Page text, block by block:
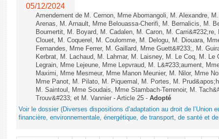
05/12/2024
Amendement de M. Cernon, Mme Abomangoli, M. Alexandre,
Arenas, M. Arnault, Mme Belouassa-Cherifi, M. Bernalicis, M.
Boumertit, M. Boyard, M. Cadalen, M. Caron, M.
Clouet, M. Coquerel, M. Coulomme, M. Delogu, M. Diouara,
Fernandes, Mme Ferrer, M. Gaillard, Mme Guett&#233;, M.
Kerbrat, M. Lachaud, M. Lahmar, M. Laisney, M. Le Coq, M. Le
Legrain, Mme Lejeune, Mme Lepvraud, M. L&#233;aument,
Maximi, Mme Mesmeur, Mme Manon Meunier, M. Nilor, Mme
Mme Panot, M. Pilato, M. Piquemal, M. Portes, M.
M. Saintoul, Mme Soudais, Mme Stambach-Terrenoir, M.
Trouv&#233; et M. Vannier - Article 25 - Adopté
Voir le dossier (Diverses dispositions d’adaptation au droit de l’Union
financière, environnementale, énergétique, de transport, de santé et